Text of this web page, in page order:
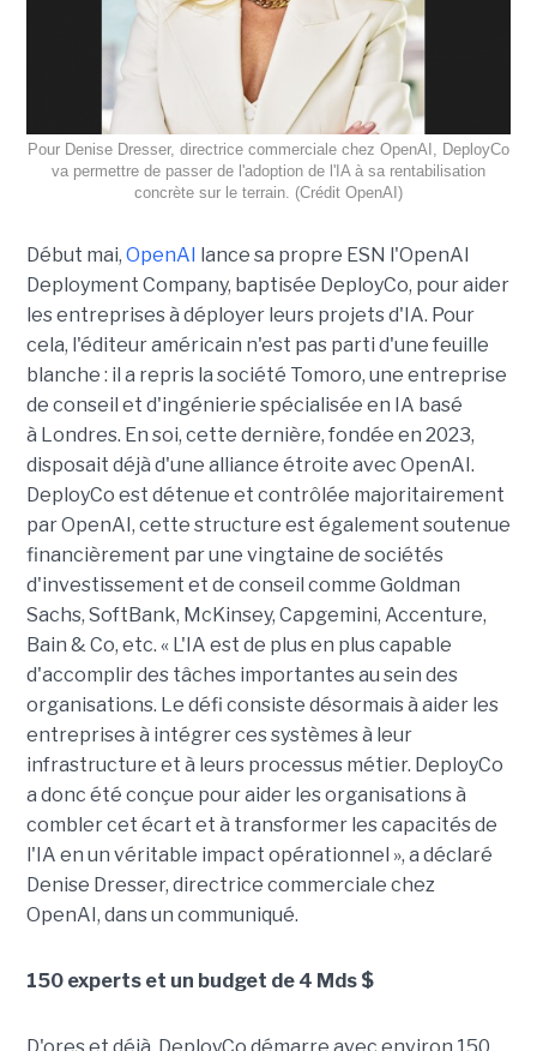
Pour Denise Dresser, directrice commerciale chez OpenAI, DeployCo
va permettre de passer de l'adoption de l'IA à sa rentabilisation
concrète sur le terrain. (Crédit OpenAI)
Début mai, OpenAI lance sa propre ESN l'OpenAI
Deployment Company, baptisée DeployCo, pour aider
les entreprises à déployer leurs projets d'IA. Pour
cela, l'éditeur américain n'est pas parti d'une feuille
blanche : il a repris la société Tomoro, une entreprise
de conseil et d'ingénierie spécialisée en IA basé
à Londres. En soi, cette dernière, fondée en 2023,
disposait déjà d'une alliance étroite avec OpenAI.
DeployCo est détenue et contrôlée majoritairement
par OpenAI, cette structure est également soutenue
financièrement par une vingtaine de sociétés
d'investissement et de conseil comme Goldman
Sachs, SoftBank, McKinsey, Capgemini, Accenture,
Bain & Co, etc. « L'IA est de plus en plus capable
d'accomplir des tâches importantes au sein des
organisations. Le défi consiste désormais à aider les
entreprises à intégrer ces systèmes à leur
infrastructure et à leurs processus métier. DeployCo
a donc été conçue pour aider les organisations à
combler cet écart et à transformer les capacités de
l'IA en un véritable impact opérationnel », a déclaré
Denise Dresser, directrice commerciale chez
OpenAI, dans un communiqué.
150 experts et un budget de 4 Mds $